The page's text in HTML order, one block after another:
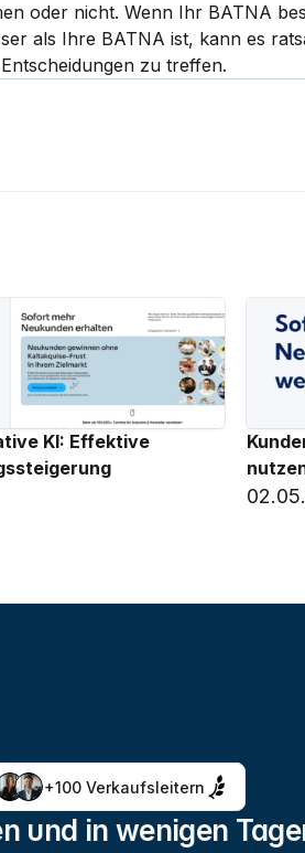
oder nicht. Wenn Ihr BATNA
als Ihre BATNA ist, kann es
zu treffen.
KI: Effektive
+100 Verkaufsleitern
und in wenigen